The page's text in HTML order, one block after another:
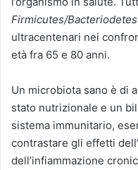
Firmicutes/Bacteriodetes
ultracentenari nei
età fra 65 e 80 anni.
Un microbiota sano è di
stato nutrizionale e un
sistema immunitario,
contrastare gli effetti
dell’infiammazione